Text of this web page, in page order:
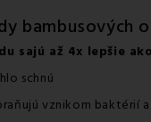
bambusových
sajú až 4x lepšie
schnú
vznikom baktérií